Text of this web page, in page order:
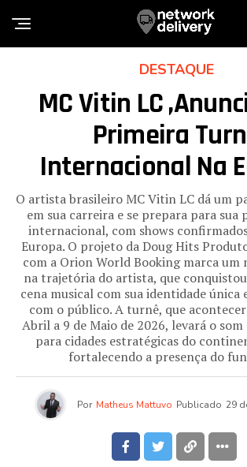
DESTAQUE
MC Vitin LC
Primeira
Internacional Na
O artista brasileiro MC Vitin LC dá um
em sua carreira e se prepara para
internacional, com shows
Europa. O projeto da Doug Hits
com a Orion World Booking marca um
na trajetória do artista, que conquistou
cena musical com sua identidade única
com o público. A turnê, que
Abril a 9 de Maio de 2026, levará o
para cidades estratégicas do
fortalecendo a presença do
Por Matheus Mattuvo Publicado 29